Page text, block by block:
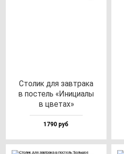
Сто­лик для зав­тра­ка
в пос­тель «Ини­ци­алы
в цве­тах»
1790 руб